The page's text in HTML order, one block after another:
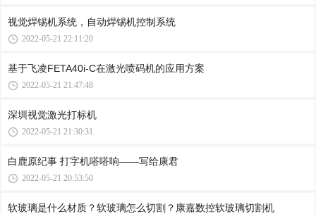
视觉焊锡机系统，自动焊锡机控制系统
2022-05-21 22:11:20
基于飞凌FETA40i-C在激光喷码机的应用方案
2022-05-21 21:47:48
深圳视觉激光打标机
2022-05-21 21:30:31
白鹿原纪事 打字机嗒嗒响——写给康君
2022-05-21 20:53:50
软玻璃是什么材质？软玻璃怎么切割？康嘉数控软玻璃切割机